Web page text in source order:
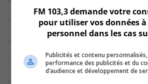
FM 103,3 demande votre
pour utiliser vos données
personnel dans les cas
Publicités et contenu
performance des publicités et du
d’audience et développement de